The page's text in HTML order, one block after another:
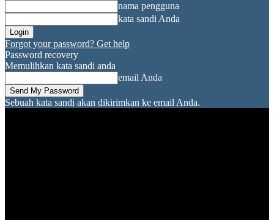
nama pengguna
kata sandi Anda
Forgot your password? Get help
Password recovery
Memulihkan kata sandi anda
email Anda
Sebuah kata sandi akan dikirimkan ke email Anda.